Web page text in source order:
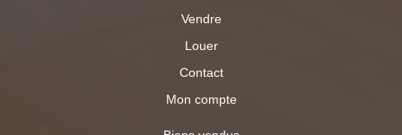
Vendre
Louer
Contact
Mon compte